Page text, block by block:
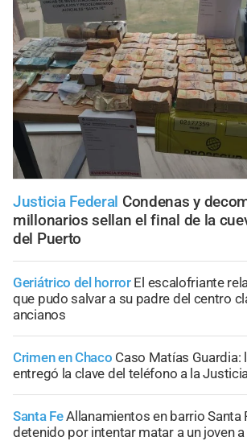
Justicia Federal Condenas y
millonarios sellan el final de la
del Puerto
Geriátrico del horror El escalofriante
que pudo salvar a su padre del centro
ancianos
Crimen en Chaco Caso Matías Guardia:
entregó la clave del teléfono a la Justicia
Santa FeAllanamientos en barrio Santa
detenido por intentar matar a un joven